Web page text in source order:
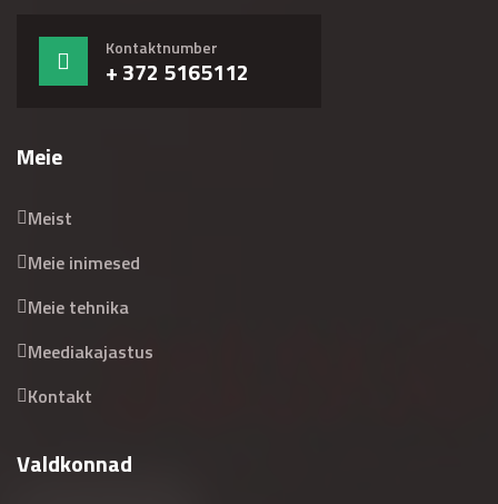
Kontaktnumber
+ 372 5165112
Meie
Meist
Meie inimesed
Meie tehnika
Meediakajastus
Kontakt
Valdkonnad